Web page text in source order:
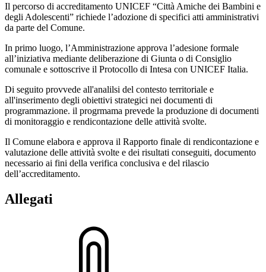
Il percorso di accreditamento UNICEF “Città Amiche dei Bambini e
degli Adolescenti” richiede l’adozione di specifici atti amministrativi
da parte del Comune.
In primo luogo, l’Amministrazione approva l’adesione formale
all’iniziativa mediante deliberazione di Giunta o di Consiglio
comunale e sottoscrive il Protocollo di Intesa con UNICEF Italia.
Di seguito provvede all'analilsi del contesto territoriale e
all'inserimento degli obiettivi strategici nei documenti di
programmazione. il progrmama prevede la produzione di documenti
di monitoraggio e rendicontazione delle attività svolte.
Il Comune elabora e approva il Rapporto finale di rendicontazione e
valutazione delle attività svolte e dei risultati conseguiti, documento
necessario ai fini della verifica conclusiva e del rilascio
dell’accreditamento.
Allegati